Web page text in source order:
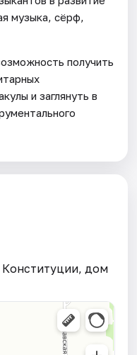
музыка, сёрф,
получить
и заглянуть в
дом